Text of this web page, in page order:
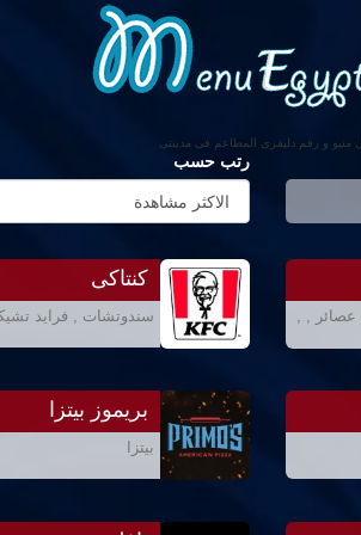
منيو و رقم دليفرى المطاعم فى مدينتى
رتب حسب
, ,
كنتاكى
سندوتشات , فرايد
بريموز بيتزا
بيتزا